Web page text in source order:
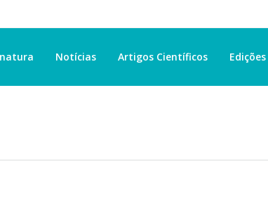
Notícias Artigos Científicos